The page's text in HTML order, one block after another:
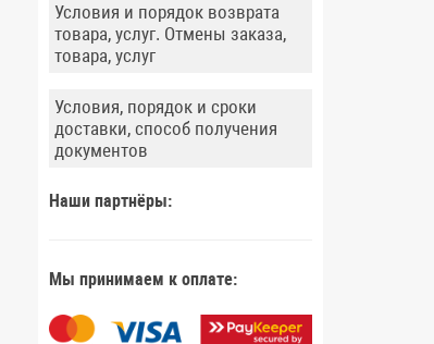
Условия и порядок возврата
товара, услуг. Отмены заказа,
товара, услуг
Условия, порядок и сроки
доставки, способ получения
документов
Наши партнёры:
Мы принимаем к оплате: